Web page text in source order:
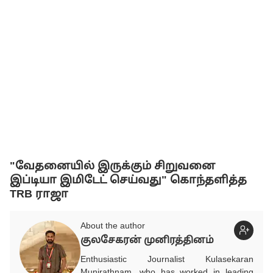
"வேதனையில் இருக்கும் சிறுவனை
இப்டியா இமிடேட் செய்வது" கொந்தளித்த
TRB ராஜா
About the author
குலசேகரன் முனிரத்தினம்
Enthusiastic Journalist Kulasekaran